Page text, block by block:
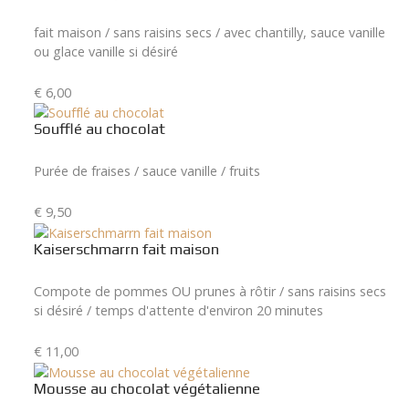
fait maison / sans raisins secs / avec chantilly, sauce vanille
ou glace vanille si désiré
€ 6,00
Soufflé au chocolat
Purée de fraises / sauce vanille / fruits
€ 9,50
Kaiserschmarrn fait maison
Compote de pommes OU prunes à rôtir / sans raisins secs
si désiré / temps d'attente d'environ 20 minutes
€ 11,00
Mousse au chocolat végétalienne